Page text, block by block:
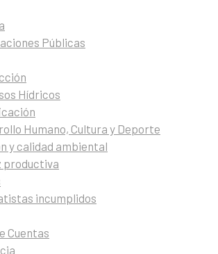
Públicas
Hídricos
Humano, Cultura y Deporte
y calidad ambiental
productiva
incumplidos
Cuentas